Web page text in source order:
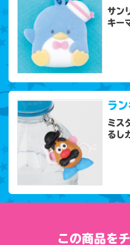
サン
キー
ラ
ミス
るし
この商品を